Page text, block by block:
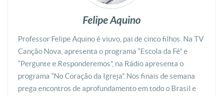
Felipe Aquino
Professor Felipe Aquino é viuvo, pai de cinco filhos. Na TV
Canção Nova, apresenta o programa “Escola da Fé” e
“Pergunte e Responderemos”, na Rádio apresenta o
programa “No Coração da Igreja”. Nos finais de semana
prega encontros de aprofundamento em todo o Brasil e